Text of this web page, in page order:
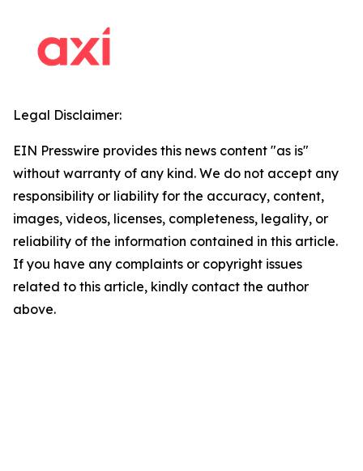
Legal Disclaimer:
EIN Presswire provides this news content "as is"
without warranty of any kind. We do not accept any
responsibility or liability for the accuracy, content,
images, videos, licenses, completeness, legality, or
reliability of the information contained in this article.
If you have any complaints or copyright issues
related to this article, kindly contact the author
above.